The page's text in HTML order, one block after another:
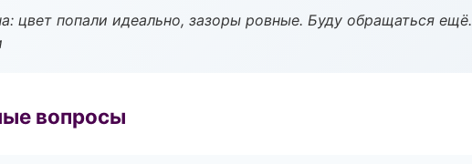
цвет попали идеально, зазоры ровные. Буду обращаться ещё.
вопросы